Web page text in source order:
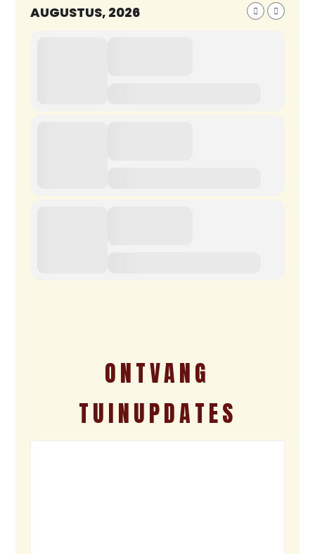
AUGUSTUS, 2026
ONTVANG
TUINUPDATES